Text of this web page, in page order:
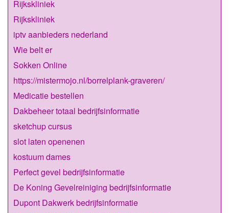
Rijkskliniek
Rijkskliniek
iptv aanbieders nederland
Wie belt er
Sokken Online
https://mistermojo.nl/borrelplank-graveren/
Medicatie bestellen
Dakbeheer totaal bedrijfsinformatie
sketchup cursus
slot laten openenen
kostuum dames
Perfect gevel bedrijfsinformatie
De Koning Gevelreiniging bedrijfsinformatie
Dupont Dakwerk bedrijfsinformatie